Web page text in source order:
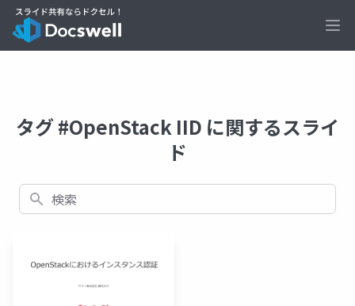
タグ #OpenStack IID に関するスライ
ド
検索